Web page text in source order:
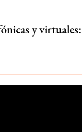
y virtuales: